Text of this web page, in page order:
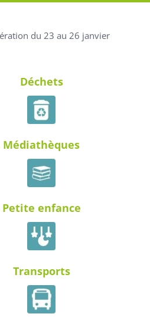
du 23 au 26 janvier
Déchets
Médiathèques
Petite enfance
Transports